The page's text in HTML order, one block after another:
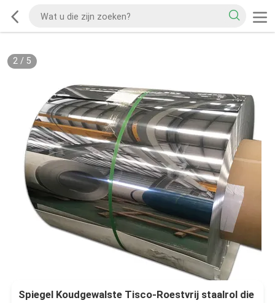
2/ 5
Spiegel Koudgewalste Tisco-Roestvrij staalrol die